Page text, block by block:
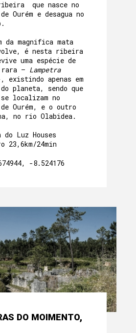
que nasce no
Ourém e desagua no
da magnifica mata
é nesta ribeira
uma espécie de
rara – Lampetra
existindo apenas em
planeta, sendo que
localizam no
de Ourém, e o outro
no rio Olabidea.
Luz Houses
23,6km/24min
-8.524176
DO MOIMENTO,